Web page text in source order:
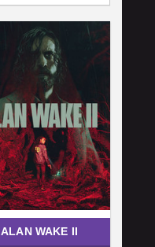
ALAN WAKE II